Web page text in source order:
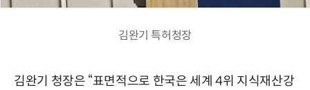
김완기 특허청장
김완기 청장은 “표면적으로 한국은 세계 4위 지식재산강